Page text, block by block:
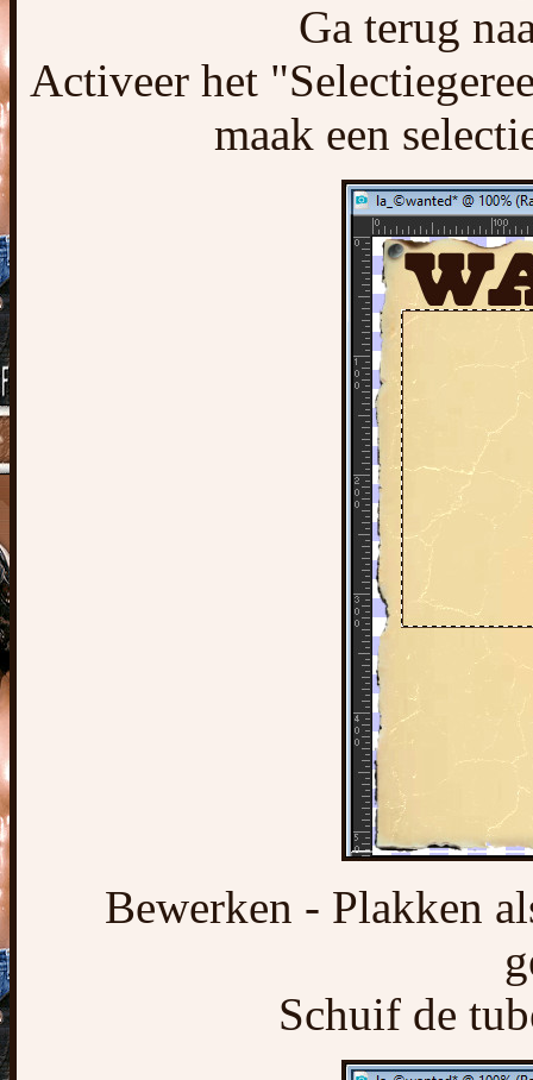
Ga terug
Activeer het
maak een
Bewerken - Plakken
Schuif de